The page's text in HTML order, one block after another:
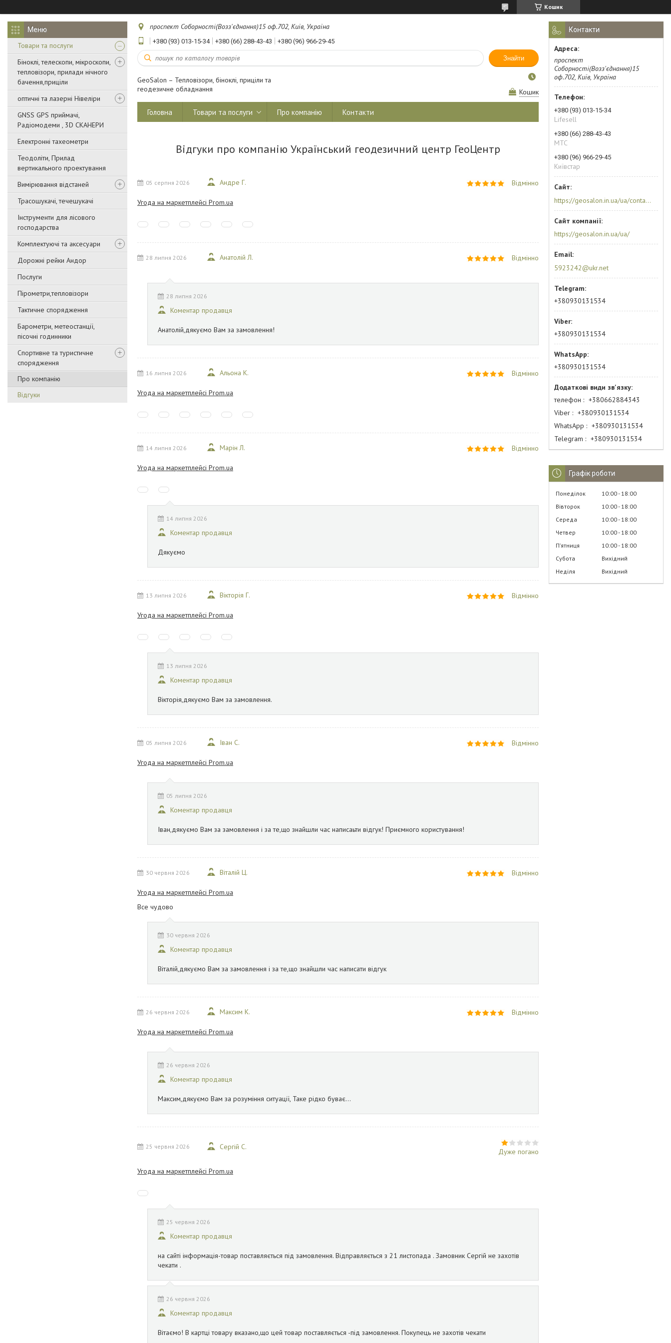
Кошик
Товари та послуги
Біноклі, телескопи, мікроскопи,
тепловізори, прилади нічного
бачення,приціли
оптичні та лазерні Нівеліри
GNSS GPS приймачі,
Радіомодеми , 3D СКАНЕРИ
Електронні тахеометри
Теодоліти, Прилад
вертикального проектування
Вимірювання відстаней
Трасошукачі, течешукачі
Інструменти для лісового
господарства
Комплектуючі та аксесуари
Дорожні рейки Андор
Послуги
Пірометри,тепловізори
Тактичне спорядження
Барометри, метеостанції,
пісочні годинники
Спортивне та туристичне
спорядження
Про компанію
Відгуки
проспект Соборності(Возз'єднання)15 оф.702, Київ, Україна
+380 (93) 013-15-34 +380 (66) 288-43-43 +380 (96) 966-29-45
Знайти
GeoSalon – Тепловізори, біноклі, приціли та
геодезичне обладнання
Кошик
Головна Товари та послуги Про компанію Контакти
Відгуки про компанію Український геодезичний центр ГеоЦентр
05 серпня 2026 Андре Г. Відмінно
Угода на маркетплейсі Prom.ua
28 липня 2026 Анатолій Л. Відмінно
28 липня 2026
Коментар продавця
Анатолій,дякуємо Вам за замовлення!
16 липня 2026 Альона К. Відмінно
Угода на маркетплейсі Prom.ua
14 липня 2026 Марін Л. Відмінно
Угода на маркетплейсі Prom.ua
14 липня 2026
Коментар продавця
Дякуємо
13 липня 2026 Вікторія Г. Відмінно
Угода на маркетплейсі Prom.ua
13 липня 2026
Коментар продавця
Вікторія,дякуємо Вам за замовлення.
05 липня 2026 Іван С. Відмінно
Угода на маркетплейсі Prom.ua
05 липня 2026
Коментар продавця
Іван,дякуємо Вам за замовлення і за те,що знайшли час написаьти відгук! Приємного користування!
30 червня 2026 Віталій Ц. Відмінно
Угода на маркетплейсі Prom.ua
Все чудово
30 червня 2026
Коментар продавця
Віталій,дякуємо Вам за замовлення і за те,що знайшли час написати відгук
26 червня 2026 Максим К. Відмінно
Угода на маркетплейсі Prom.ua
26 червня 2026
Коментар продавця
Максим,дякуємо Вам за розуміння ситуації, Таке рідко буває...
25 червня 2026 Сергій С.
Дуже погано
Угода на маркетплейсі Prom.ua
25 червня 2026
Коментар продавця
на сайті інформація-товар поставляється під замовлення. Відправляється з 21 листопада . Замовник Сергій не захотів
чекати .
26 червня 2026
Коментар продавця
Вітаємо! В картці товару вказано,що цей товар поставляється -під замовлення. Покупець не захотів чекати
Контакти
проспект
Соборності(Возз'єднання)15
оф.702, Київ, Україна
+380 (93) 013-15-34
Lifesell
+380 (66) 288-43-43
МТС
+380 (96) 966-29-45
Київстар
https://geosalon.in.ua/ua/contacts
https://geosalon.in.ua/ua/
5923242@ukr.net
+380930131534
+380930131534
+380930131534
телефон
+380662884343
Viber
+380930131534
WhatsApp
+380930131534
Telegram
+380930131534
Графік роботи
Понеділок 10:00 18:00
Вівторок
10:00 18:00
Середа
10:00 18:00
Четвер
10:00 18:00
Пʼятниця
10:00 18:00
Субота
Вихідний
Неділя
Вихідний